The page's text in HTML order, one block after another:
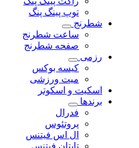
توپ پینگ پنگ
شطرنج
ساعت شطرنج
صفحه شطرنج
رزمی
کیسه بوکس
میت ورزشی
اسکیت و اسکوتر
برندها
فدرال
پروتئوس
ال اس فیتنس